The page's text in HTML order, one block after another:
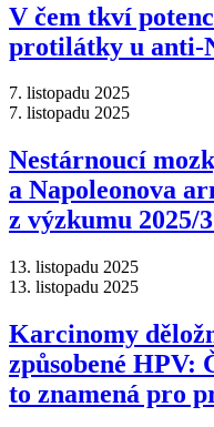
V čem tkví
protilátky u anti-
7. listopadu 2025
7. listopadu 2025
Nestárnoucí
a Napoleonova
z výzkumu 2025/
13. listopadu 2025
13. listopadu 2025
Karcinomy
způsobené HPV:
to znamená pro